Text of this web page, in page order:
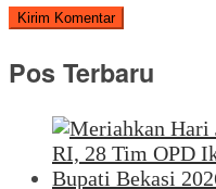
Pos Terbaru